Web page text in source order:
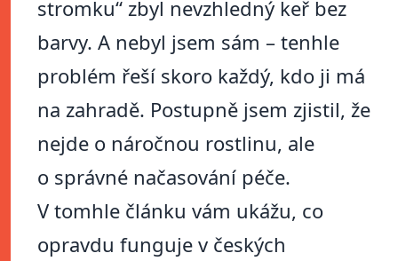
stromku“ zbyl nevzhledný keř bez
barvy. A nebyl jsem sám – tenhle
problém řeší skoro každý, kdo ji má
na zahradě. Postupně jsem zjistil, že
nejde o náročnou rostlinu, ale
o správné načasování péče.
V tomhle článku vám ukážu, co
opravdu funguje v českých